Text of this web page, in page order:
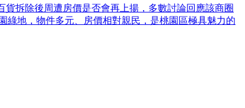
拆除後周遭房價是否會再上揚，多數討論回應該商圈
綠地，物件多元、房價相對親民，是桃園區極具魅力的